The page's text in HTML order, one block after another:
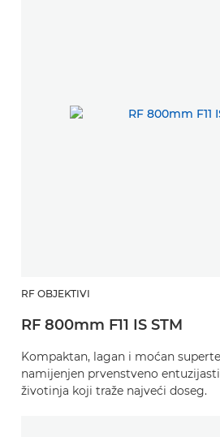
RF OBJEKTIVI
RF 800mm F11 IS STM
Kompaktan, lagan i moćan
namijenjen prvenstveno
životinja koji traže najveći doseg.